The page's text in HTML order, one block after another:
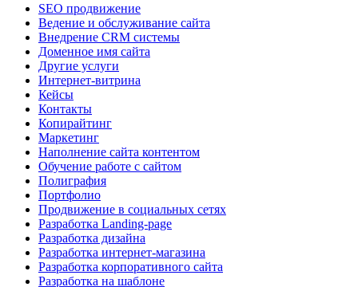
SEO продвижение
Ведение и обслуживание сайта
Внедрение CRM системы
Доменное имя сайта
Другие услуги
Интернет-витрина
Кейсы
Контакты
Копирайтинг
Маркетинг
Наполнение сайта контентом
Обучение работе с сайтом
Полиграфия
Портфолио
Продвижение в социальных сетях
Разработка Landing-page
Разработка дизайна
Разработка интернет-магазина
Разработка корпоративного сайта
Разработка на шаблоне